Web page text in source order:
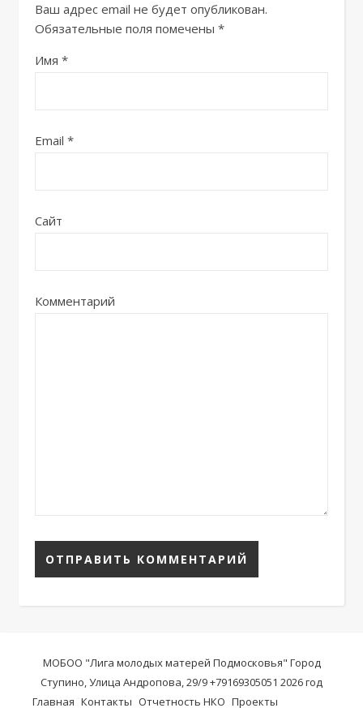
Ваш адрес email не будет опубликован.
Обязательные поля помечены *
Имя *
Email *
Сайт
Комментарий
МОБОО "Лига молодых матерей Подмосковья" Город
Ступино, Улица Андропова, 29/9 +79169305051 2026 год
Главная Контакты Отчетность НКО Проекты